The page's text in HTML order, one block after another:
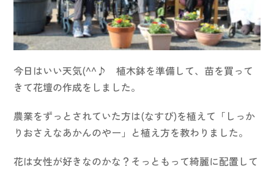
今日はいい天気(^^♪ 植木鉢を準備して、苗を買って
きて花壇の作成をしました。
農業をずっとされていた方は(なすび)を植えて「しっか
りおさえなあかんのやー」と植え方を教わりました。
花は女性が好きなのかな？そっともって綺麗に配置して